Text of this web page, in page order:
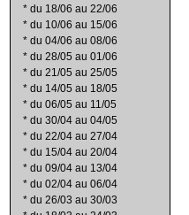
* du 18/06 au 22/06
* du 10/06 au 15/06
* du 04/06 au 08/06
* du 28/05 au 01/06
* du 21/05 au 25/05
* du 14/05 au 18/05
* du 06/05 au 11/05
* du 30/04 au 04/05
* du 22/04 au 27/04
* du 15/04 au 20/04
* du 09/04 au 13/04
* du 02/04 au 06/04
* du 26/03 au 30/03